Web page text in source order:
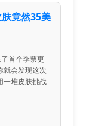
竟然35美
首个季票更
就会发现这次
一堆皮肤挑战